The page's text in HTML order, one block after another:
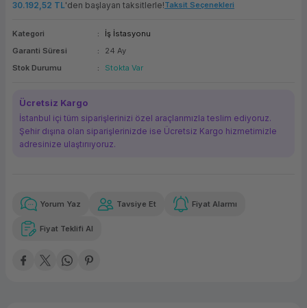
Panel PC
Bileşenleri
Makinesi
30.192,52 TL'den başlayan taksitlerle!Taksit Seçenekleri
Kategori
İş İstasyonu
Garanti Süresi
24 Ay
Stok Durumu
Stokta Var
Ücretsiz Kargo
İstanbul içi tüm siparişlerinizi özel araçlarımızla teslim ediyoruz.
Şehir dışına olan siparişlerinizde ise Ücretsiz Kargo hizmetimizle
adresinize ulaştırııyoruz.
Güvenilir Alışveriş
Kolay iade imkanı
30.192,52 TL
Yorum Yaz Tavsiye Et Fiyat Alarmı
Fiyat Teklifi Al